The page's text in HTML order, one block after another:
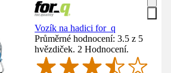
Vozík na hadici for_q
Průměrné hodnocení: 3.5 z 5
hvězdiček. 2 Hodnocení.